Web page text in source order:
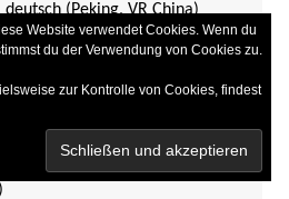
(Peking, VR China)
Wales)
of Resistance of Iran (Paris, F)
Times (Subiaco, Western
Website verwendet Cookies. Wenn du
du der Verwendung von Cookies zu.
zur Kontrolle von Cookies, findest